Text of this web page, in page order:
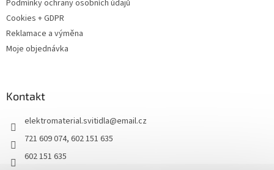
Podmínky ochrany osobních údajů
Cookies + GDPR
Reklamace a výměna
Moje objednávka
Kontakt
elektromaterial.svitidla@email.cz
721 609 074, 602 151 635
602 151 635